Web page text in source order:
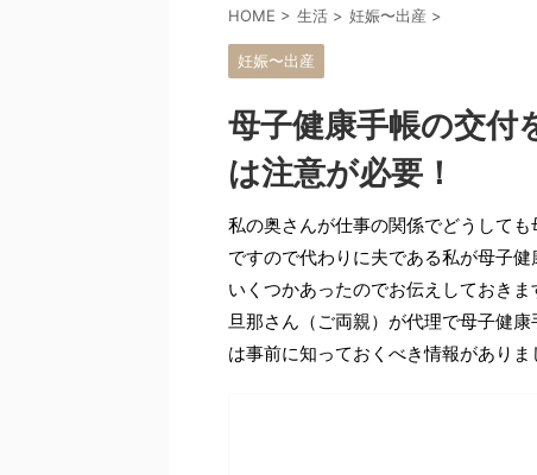
HOME > 生活 > 妊娠〜出産 >
妊娠〜出産
母子健康手帳の交付
は注意が必要！
私の奥さんが仕事の関係でどうしても
ですので代わりに夫である私が母子
いくつかあったのでお伝えしておきま
旦那さん（ご両親）が代理で母子健
は事前に知っておくべき情報がありま